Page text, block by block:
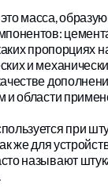
масса,
пропорциях
и
и области
при
же для
называют